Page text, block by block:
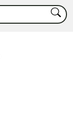
Buscar